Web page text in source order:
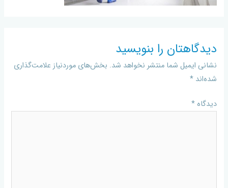
دیدگاهتان را بنویسید
نشانی ایمیل شما منتشر نخواهد شد. بخش‌های موردنیاز علامت‌گذاری
شده‌اند*
دیدگاه*